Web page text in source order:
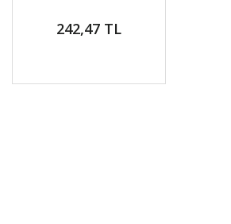
242,47 TL